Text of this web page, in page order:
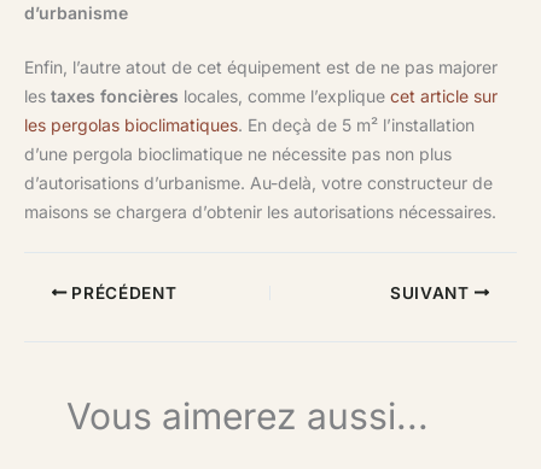
d’urbanisme
Enfin, l’autre atout de cet équipement est de ne pas majorer
les taxes foncières locales, comme l’explique cet article sur
les pergolas bioclimatiques. En deçà de 5 m² l’installation
d’une pergola bioclimatique ne nécessite pas non plus
d’autorisations d’urbanisme. Au-delà, votre constructeur de
maisons se chargera d’obtenir les autorisations nécessaires.
PRÉCÉDENT SUIVANT
Vous aimerez aussi...